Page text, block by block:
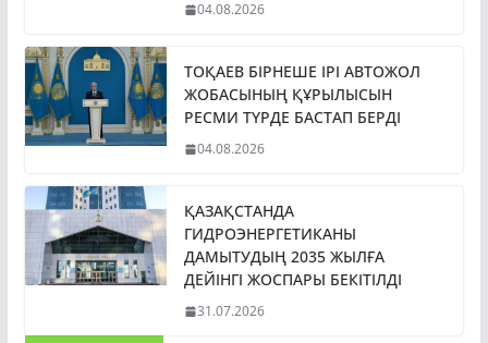
04.08.2026
ТОҚАЕВ БІРНЕШЕ ІРІ АВТОЖОЛ
ЖОБАСЫНЫҢ ҚҰРЫЛЫСЫН
РЕСМИ ТҮРДЕ БАСТАП БЕРДІ
04.08.2026
ҚАЗАҚСТАНДА
ГИДРОЭНЕРГЕТИКАНЫ
ДАМЫТУДЫҢ 2035 ЖЫЛҒА
ДЕЙІНГІ ЖОСПАРЫ БЕКІТІЛДІ
31.07.2026